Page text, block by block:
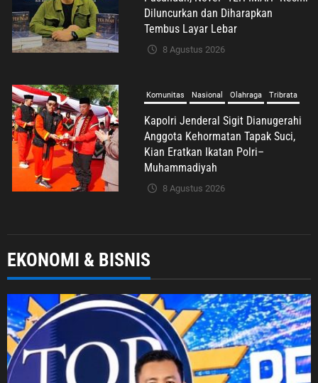
Kian Eratkan Ikatan Polri–
Muhammadiyah
8 Agustus 2026
Umum
Syafrudin Budiman Sampaikan Duka
Mendalam atas Wafatnya H. Moh.
Sholeh, Pengacara Inisiator “No
Viral No Justice”
8 Agustus 2026
Gibran Didorong Maksimalkan
Kewenangan Otsus, Jadikan
Percepatan Pembangunan Papua
Agenda Strategis Nasional
8 Agustus 2026
Umum
EKONOMI & BISNIS
Ekonomi & Bisnis Jabodetabek UMKM & Ekraf